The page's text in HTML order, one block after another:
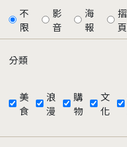
不
限
影
音
海
報
摺
頁
分類
美
食
浪
漫
購
物
文
化